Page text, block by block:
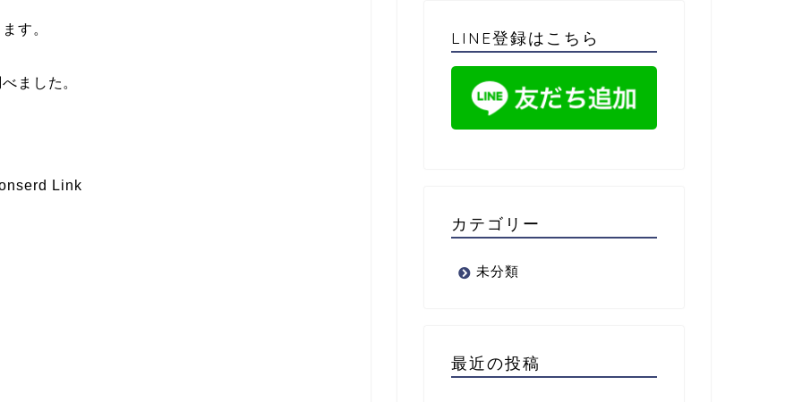
す。
ました。
Link
LINE登録はこちら
カテゴリー
未分類
最近の投稿